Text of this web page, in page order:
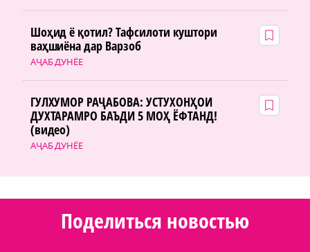
АҶАБ ДУНЁЕ
Шоҳид ё қотил? Тафсилоти куштори
ваҳшиёна дар Варзоб
АҶАБ ДУНЁЕ
ГУЛХУМОР РАҶАБОВА: УСТУХОНҲОИ
ДУХТАРАМРО БАЪДИ 5 МОҲ ЁФТАНД!
(видео)
Поделиться новостью